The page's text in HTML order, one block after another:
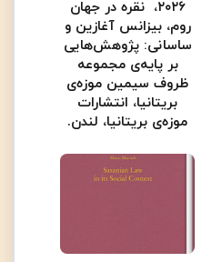
۲۰۲۶، نقره در جهان
روم، بیزانس آغازین و
ساسانی: پژوهش‌هایی
بر پایه‌ی مجموعه‌
ظروف سیمین موزه‌ی
بریتانیا، انتشارات
موزه‌ی بریتانیا، لندن.